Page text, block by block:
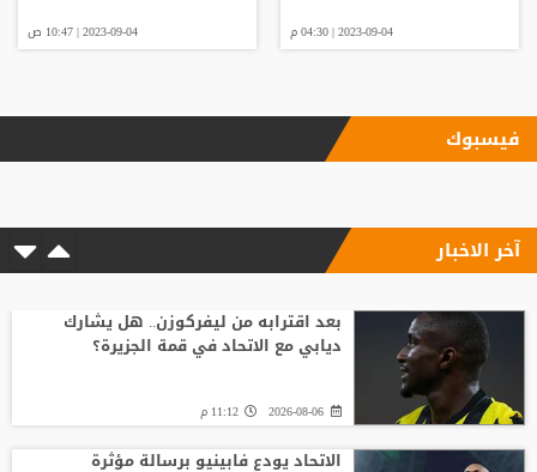
2023-09-04 | 04:30 م 2023-09-04 | 10:47 ص
فيسبوك
آخر الاخبار
بعد اقترابه من ليفركوزن.. هل يشارك
ديابي مع الاتحاد في قمة الجزيرة؟
2026-08-06 11:12 م
الاتحاد يودع فابينيو برسالة مؤثرة